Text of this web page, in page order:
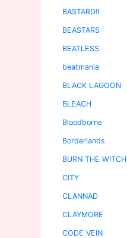
BASTARD!!
BEASTARS
BEATLESS
beatmania
BLACK LAGOON
BLEACH
Bloodborne
Borderlands
BURN THE WITCH
CITY
CLANNAD
CLAYMORE
CODE VEIN